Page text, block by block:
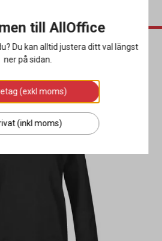
Miljöval
till AllOffice
Du kan alltid justera ditt val längst
ner på sidan.
(exkl moms)
(inkl moms)